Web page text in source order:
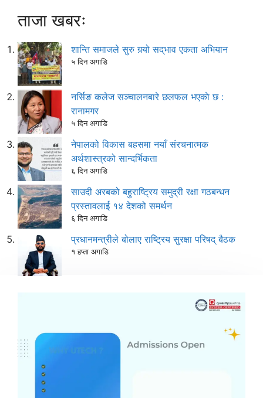
ताजा खबरः
शान्ति समाजले सुरु गर्‍यो सद्‌भाव एकता अभियान
५ दिन अगाडि
नर्सिङ कलेज सञ्चालनबारे छलफल भएकाे छ :
रानामगर
५ दिन अगाडि
नेपालको विकास बहसमा नयाँ संरचनात्मक
अर्थशास्त्रको सान्दर्भिकता
६ दिन अगाडि
साउदी अरबको बहुराष्ट्रिय समुद्री रक्षा गठबन्धन
प्रस्तावलाई १४ देशको समर्थन
६ दिन अगाडि
प्रधानमन्त्रीले बोलाए राष्ट्रिय सुरक्षा परिषद् बैठक
१ हप्ता अगाडि